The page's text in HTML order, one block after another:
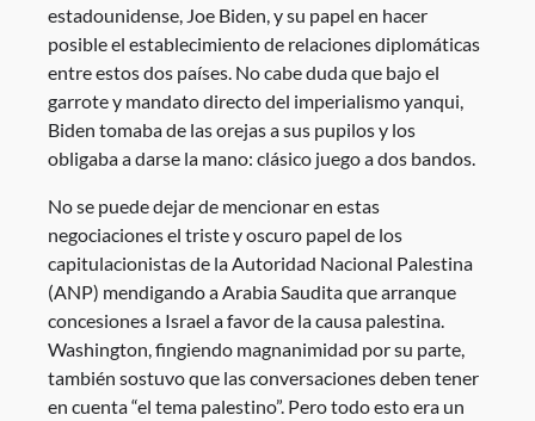
estadounidense, Joe Biden, y su papel en hacer
posible el establecimiento de relaciones diplomáticas
entre estos dos países. No cabe duda que bajo el
garrote y mandato directo del imperialismo yanqui,
Biden tomaba de las orejas a sus pupilos y los
obligaba a darse la mano: clásico juego a dos bandos.
No se puede dejar de mencionar en estas
negociaciones el triste y oscuro papel de los
capitulacionistas de la Autoridad Nacional Palestina
(ANP) mendigando a Arabia Saudita que arranque
concesiones a Israel a favor de la causa palestina.
Washington, fingiendo magnanimidad por su parte,
también sostuvo que las conversaciones deben tener
en cuenta “el tema palestino”. Pero todo esto era un